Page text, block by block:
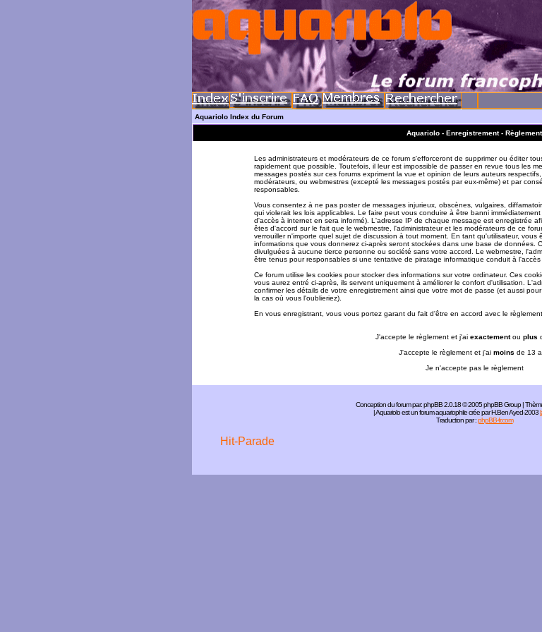
Aquariolo Index du Forum
Aquariolo - Enregistrement - Règlement
Les administrateurs et modérateurs de ce forum s'efforceront de supprimer ou éditer
rapidement que possible. Toutefois, il leur est impossible de passer en revue tous les
messages postés sur ces forums expriment la vue et opinion de leurs auteurs
modérateurs, ou webmestres (excepté les messages postés par eux-même) et par
responsables.
Vous consentez à ne pas poster de messages injurieux, obscènes, vulgaires,
qui violerait les lois applicables. Le faire peut vous conduire à être banni
d'accès à internet en sera informé). L'adresse IP de chaque message est enregistrée
êtes d'accord sur le fait que le webmestre, l'administrateur et les modérateurs de ce
verrouiller n'importe quel sujet de discussion à tout moment. En tant qu'utilisateur, vous
informations que vous donnerez ci-après seront stockées dans une base de données.
divulguées à aucune tierce personne ou société sans votre accord. Le webmestre,
être tenus pour responsables si une tentative de piratage informatique conduit à l'accès
Ce forum utilise les cookies pour stocker des informations sur votre ordinateur. Ces
vous aurez entré ci-après, ils servent uniquement à améliorer le confort d'utilisation.
confirmer les détails de votre enregistrement ainsi que votre mot de passe (et aussi
la cas où vous l'oublieriez).
En vous enregistrant, vous vous portez garant du fait d'être en accord avec le règlement
J'accepte le règlement et j'ai exactementou plus
J'accepte le règlement et j'ai moins de 13
Je n'accepte pas le règlement
Conception du forum par:phpBB2.0.18 © 2005 phpBB Group |
| Aquariolo est un forum aquariophile crée par H.Ben Ayed-2003
Traduction par :phpBB-fr.com